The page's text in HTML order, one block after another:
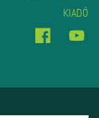
KIADÓ